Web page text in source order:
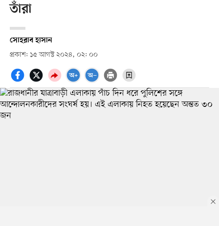
তাঁরা
সোহরাব হাসান
প্রকাশ: ১৫ আগস্ট ২০২৪, ০২: ০০